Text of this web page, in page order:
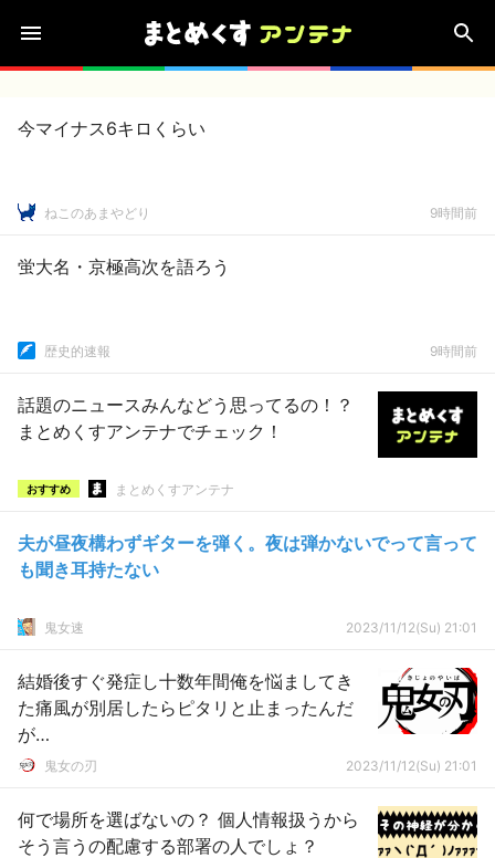
今マイナス6キロくらい
ねこのあまやどり 9時間前
蛍大名・京極高次を語ろう
歴史的速報 9時間前
話題のニュースみんなどう思ってるの！？
まとめくすアンテナでチェック！
おすすめ まとめくすアンテナ
夫が昼夜構わずギターを弾く。夜は弾かないでって言って
も聞き耳持たない
鬼女速 2023/11/12(Su) 21:01
結婚後すぐ発症し十数年間俺を悩ましてき
た痛風が別居したらピタリと止まったんだ
が…
鬼女の刃 2023/11/12(Su) 21:01
何で場所を選ばないの？ 個人情報扱うから
そう言うの配慮する部署の人でしょ？